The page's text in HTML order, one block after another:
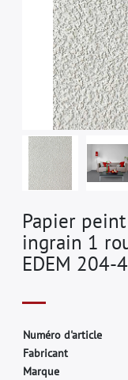
Papier
ingrain 1
EDEM 204-
Numéro d'article
Fabricant
Marque